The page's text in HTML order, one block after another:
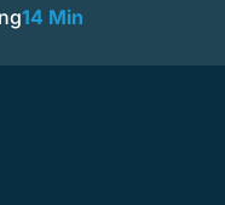
14 Min